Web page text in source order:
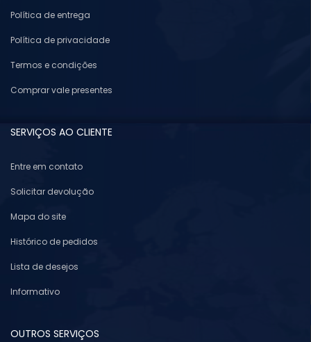
Política de entrega
Política de privacidade
Termos e condições
Comprar vale presentes
SERVIÇOS AO CLIENTE
Entre em contato
Solicitar devolução
Mapa do site
Histórico de pedidos
Lista de desejos
Informativo
OUTROS SERVIÇOS